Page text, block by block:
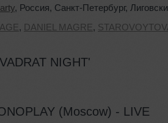
, Россия, Санкт-Петербург,
, DANIEL MAGRE,
NIGHT'
(Moscow) - LIVE